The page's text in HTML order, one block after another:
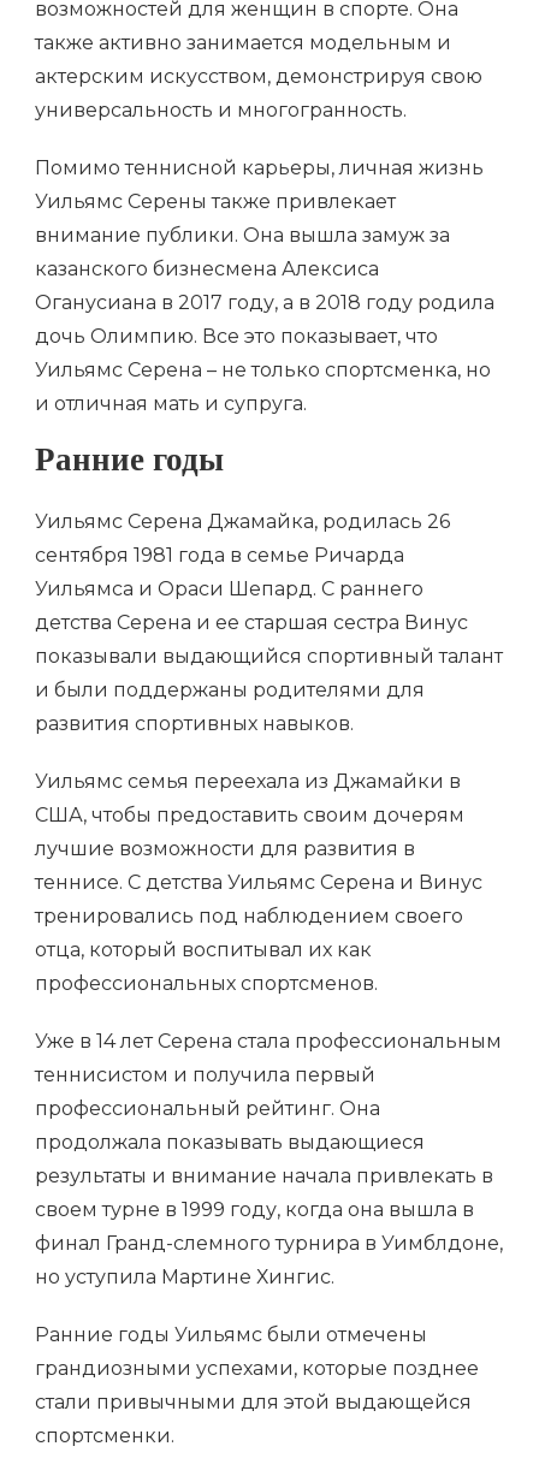
возможностей для женщин в спорте. Она
также активно занимается модельным и
актерским искусством, демонстрируя свою
универсальность и многогранность.
Помимо теннисной карьеры, личная жизнь
Уильямс Серены также привлекает
внимание публики. Она вышла замуж за
казанского бизнесмена Алексиса
Оганусиана в 2017 году, а в 2018 году родила
дочь Олимпию. Все это показывает, что
Уильямс Серена – не только спортсменка, но
и отличная мать и супруга.
Ранние годы
Уильямс Серена Джамайка, родилась 26
сентября 1981 года в семье Ричарда
Уильямса и Ораси Шепард. С раннего
детства Серена и ее старшая сестра Винус
показывали выдающийся спортивный талант
и были поддержаны родителями для
развития спортивных навыков.
Уильямс семья переехала из Джамайки в
США, чтобы предоставить своим дочерям
лучшие возможности для развития в
теннисе. С детства Уильямс Серена и Винус
тренировались под наблюдением своего
отца, который воспитывал их как
профессиональных спортсменов.
Уже в 14 лет Серена стала профессиональным
теннисистом и получила первый
профессиональный рейтинг. Она
продолжала показывать выдающиеся
результаты и внимание начала привлекать в
своем турне в 1999 году, когда она вышла в
финал Гранд-слемного турнира в Уимблдоне,
но уступила Мартине Хингис.
Ранние годы Уильямс были отмечены
грандиозными успехами, которые позднее
стали привычными для этой выдающейся
спортсменки.